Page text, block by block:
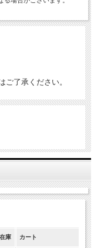
了承ください。
在庫 カート